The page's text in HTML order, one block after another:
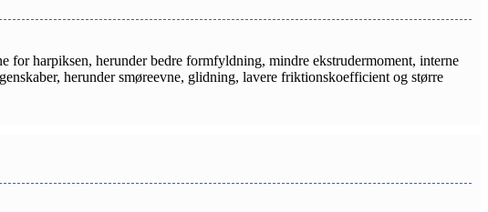
harpiksen, herunder bedre formfyldning, mindre ekstrudermoment, interne
herunder smøreevne, glidning, lavere friktionskoefficient og større